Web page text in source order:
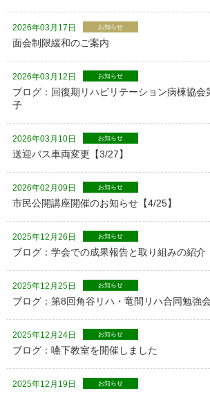
2026年03月17日 お知らせ
面会制限緩和のご案内
2026年03月12日 お知らせ
ブログ：回復期リハビリテーション病棟協会
子
2026年03月10日 お知らせ
送迎バス車両変更【3/27】
2026年02月09日 お知らせ
市民公開講座開催のお知らせ【4/25】
2025年12月26日 お知らせ
ブログ：学会での成果報告と取り組みの紹介
2025年12月25日 お知らせ
ブログ：第8回角谷リハ・竜間リハ合同勉強
2025年12月24日 お知らせ
ブログ：嚥下教室を開催しました
2025年12月19日 お知らせ